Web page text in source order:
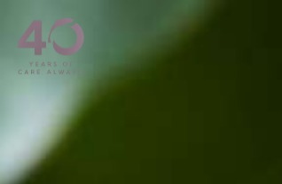
メインコンテンツへスキップ